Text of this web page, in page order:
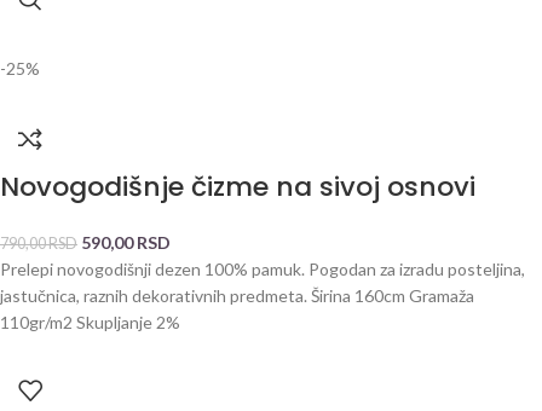
-25%
Novogodišnje čizme na sivoj osnovi
790,00RSD 590,00RSD
Prelepi novogodišnji dezen 100% pamuk. Pogodan za izradu posteljina,
jastučnica, raznih dekorativnih predmeta. Širina 160cm Gramaža
110gr/m2 Skupljanje 2%